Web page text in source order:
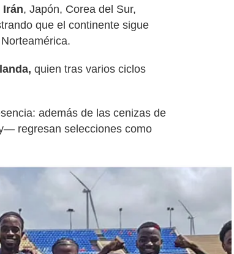
Irán, Japón, Corea del Sur,
que el continente sigue
quien tras varios ciclos
además de las cenizas de
regresan selecciones como